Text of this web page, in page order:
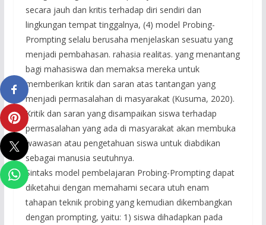
secara jauh dan kritis terhadap diri sendiri dan
lingkungan tempat tinggalnya, (4) model Probing-
Prompting selalu berusaha menjelaskan sesuatu yang
menjadi pembahasan. rahasia realitas. yang menantang
bagi mahasiswa dan memaksa mereka untuk
memberikan kritik dan saran atas tantangan yang
menjadi permasalahan di masyarakat (Kusuma, 2020).
Kritik dan saran yang disampaikan siswa terhadap
permasalahan yang ada di masyarakat akan membuka
wawasan atau pengetahuan siswa untuk diabdikan
sebagai manusia seutuhnya.
Sintaks model pembelajaran Probing-Prompting dapat
diketahui dengan memahami secara utuh enam
tahapan teknik probing yang kemudian dikembangkan
dengan prompting, yaitu: 1) siswa dihadapkan pada